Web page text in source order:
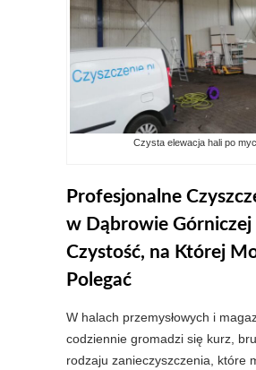
Czysta elewacja hali po
Profesjonalne
w Dąbrowie Górniczej
Czystość, na Której
Polegać
W halach przemysłowych i
codziennie gromadzi się kurz,
rodzaju zanieczyszczenia, które